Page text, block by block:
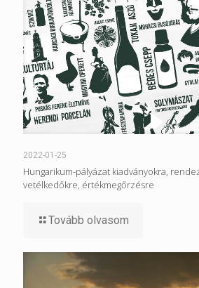
2022-01-25
Hungarikum-pályázat kiadványokra,
vetélkedőkre, értékmegőrzésre
Tovább olvasom